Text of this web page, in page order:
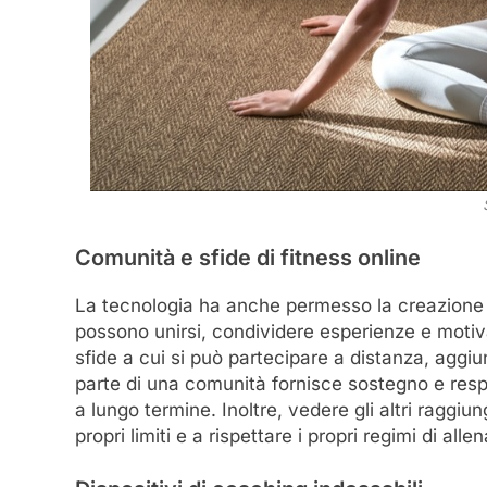
Comunità e sfide di fitness online
La tecnologia ha anche permesso la
possono unirsi, condividere esperienze e
sfide a cui si può partecipare a distanza,
parte di una comunità fornisce sostegno e
a lungo termine. Inoltre, vedere gli altri
propri limiti e a rispettare i propri regimi di